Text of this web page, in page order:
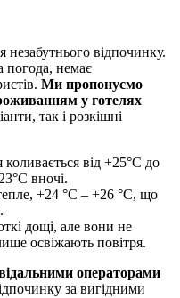
незабутнього відпочинку.
немає
Ми пропонуємо
у готелях
так і розкішні
від +25°C до
вночі.
+24 °C – +26 °C, що
дощі, але вони не
освіжають повітря.
операторами
за вигідними